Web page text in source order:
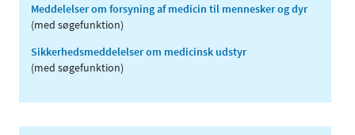
Meddelelser om forsyning af medicin til mennesker og dyr
(med søgefunktion)
Sikkerhedsmeddelelser om medicinsk udstyr
(med søgefunktion)